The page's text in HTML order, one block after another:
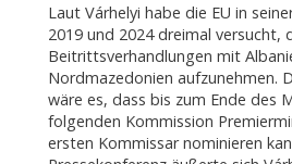
Laut Várhelyi habe die EU in
2019 und 2024 dreimal versucht,
Beitrittsverhandlungen mit
Nordmazedonien aufzunehmen.
wäre es, dass bis zum Ende des
folgenden Kommission
ersten Kommissar nominieren